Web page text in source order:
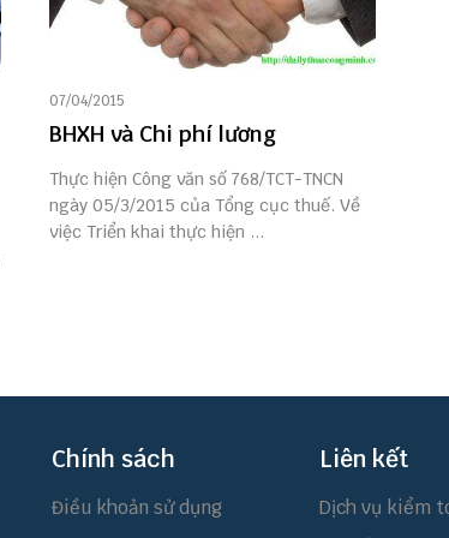
07/04/2015
BHXH và Chi phí lương
Thực hiện Công văn số 768/TCT-TNCN
ngày 05/3/2015 của Tổng cục thuế. Về
việc Triển khai thực hiện ...
Chính sách
Điều khoản sử dụng
Liên kết
Dịch vụ kiểm